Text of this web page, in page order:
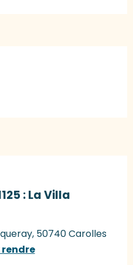
: La Villa
50740 Carolles
rendre